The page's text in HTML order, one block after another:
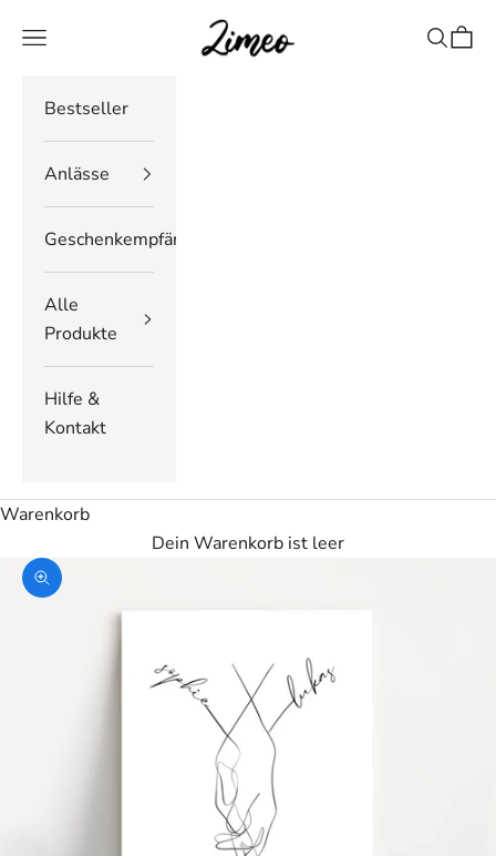
Zimeo Deutschland
Navigationsmenü öffnen Suche
Bestseller
Anlässe
Geschenkempfänger
Alle
Produkte
Hilfe &
Kontakt
Warenkorb
Dein Warenkorb ist leer
Bild vergrößern